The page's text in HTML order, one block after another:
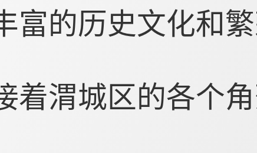
富的历史文化和
着渭城区的各个